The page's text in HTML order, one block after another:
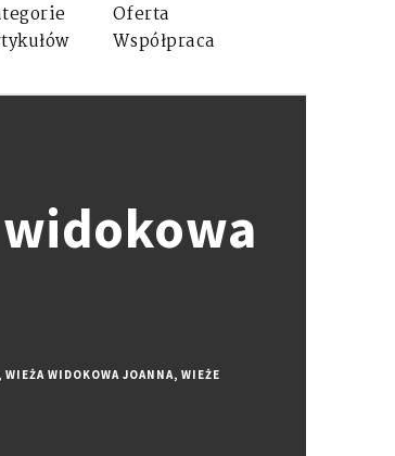
Oferta
Współpraca
, WIEŻA WIDOKOWA JOANNA, WIEŻE